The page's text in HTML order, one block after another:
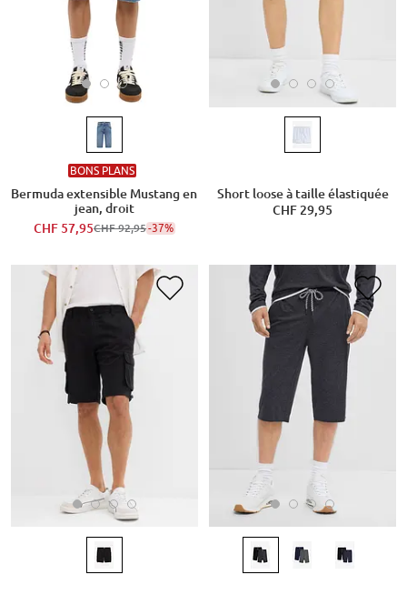
BONS PLANS
Bermuda extensible Mustang en
jean, droit
CHF 57,95CHF 92,95-37%
Short loose à taille élastiquée
CHF 29,95